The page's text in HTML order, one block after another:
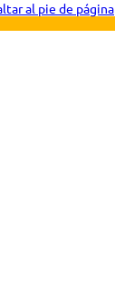
al pie de página